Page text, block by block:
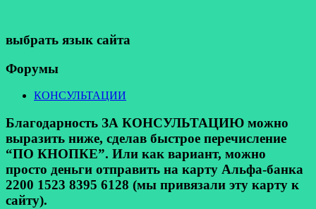
выбрать язык сайта
Форумы
КОНСУЛЬТАЦИИ
Благодарность ЗА КОНСУЛЬТАЦИЮ можно
выразить ниже, сделав быстрое перечисление
“ПО КНОПКЕ”. Или как вариант, можно
просто деньги отправить на карту Альфа-банка
2200 1523 8395 6128 (мы привязали эту карту к
сайту).